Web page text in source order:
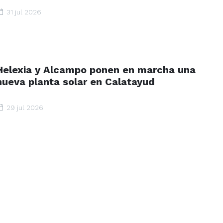
31 jul 2026
y Alcampo ponen en marcha una
planta solar en Calatayud
29 jul 2026